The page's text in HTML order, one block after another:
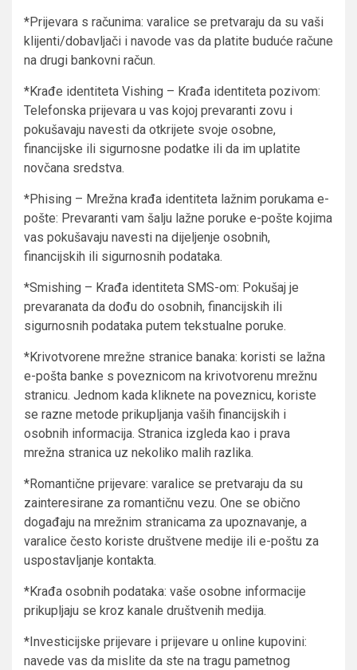
*Prijevara s računima: varalice se pretvaraju da su vaši
klijenti/dobavljači i navode vas da platite buduće račune
na drugi bankovni račun.
*Krađe identiteta Vishing – Krađa identiteta pozivom:
Telefonska prijevara u vas kojoj prevaranti zovu i
pokušavaju navesti da otkrijete svoje osobne,
financijske ili sigurnosne podatke ili da im uplatite
novčana sredstva.
*Phising – Mrežna krađa identiteta lažnim porukama e-
pošte: Prevaranti vam šalju lažne poruke e-pošte kojima
vas pokušavaju navesti na dijeljenje osobnih,
financijskih ili sigurnosnih podataka.
*Smishing – Krađa identiteta SMS-om: Pokušaj je
prevaranata da dođu do osobnih, financijskih ili
sigurnosnih podataka putem tekstualne poruke.
*Krivotvorene mrežne stranice banaka: koristi se lažna
e-pošta banke s poveznicom na krivotvorenu mrežnu
stranicu. Jednom kada kliknete na poveznicu, koriste
se razne metode prikupljanja vaših financijskih i
osobnih informacija. Stranica izgleda kao i prava
mrežna stranica uz nekoliko malih razlika.
*Romantične prijevare: varalice se pretvaraju da su
zainteresirane za romantičnu vezu. One se obično
događaju na mrežnim stranicama za upoznavanje, a
varalice često koriste društvene medije ili e-poštu za
uspostavljanje kontakta.
*Krađa osobnih podataka: vaše osobne informacije
prikupljaju se kroz kanale društvenih medija.
*Investicijske prijevare i prijevare u online kupovini:
navede vas da mislite da ste na tragu pametnog